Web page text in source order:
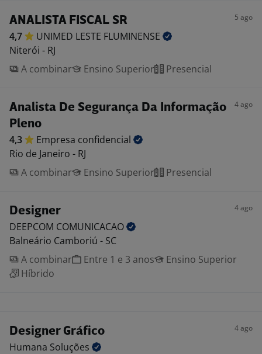
ANALISTA FISCAL SR 5 ago
4,7 UNIMED LESTE FLUMINENSE
Niterói - RJ
A combinar
Ensino Superior Presencial
Analista De Segurança Da Informação
Pleno
4 ago
4,3 Empresa confidencial
Rio de Janeiro - RJ
A combinar
Ensino Superior Presencial
Designer 4 ago
DEEPCOM COMUNICACAO
Balneário Camboriú - SC
A combinar
Entre 1 e 3 anos
Ensino Superior
Híbrido
Designer Gráfico 4 ago
Humana Soluções